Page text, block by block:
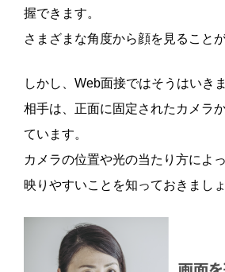
握できます。
さまざまな角度から顔を見ること
しかし、Web面接ではそうはいきま
相手は、正面に固定されたカメラ
ています。
カメラの位置や光の当たり方によ
映りやすいことを知っておきましょ